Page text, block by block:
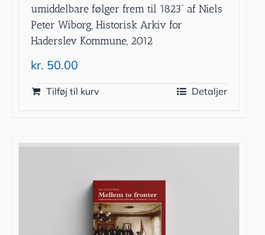
umiddelbare følger frem til 1823” af Niels
Peter Wiborg, Historisk Arkiv for
Haderslev Kommune, 2012
kr. 50.00
Tilføj til kurv Detaljer